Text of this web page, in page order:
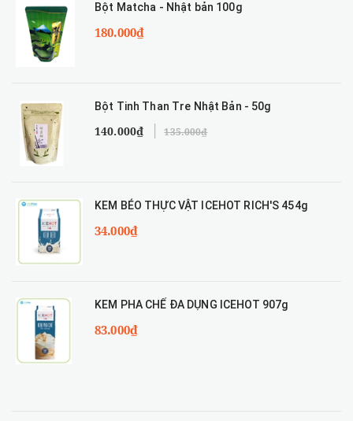
Bột Matcha - Nhật bản 100g
180.000₫
Bột Tinh Than Tre Nhật Bản - 50g
140.000₫ 135.000₫
KEM BÉO THỰC VẬT ICEHOT RICH'S 454g
34.000₫
KEM PHA CHẾ ĐA DỤNG ICEHOT 907g
83.000₫